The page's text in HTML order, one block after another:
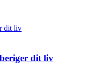
dit liv